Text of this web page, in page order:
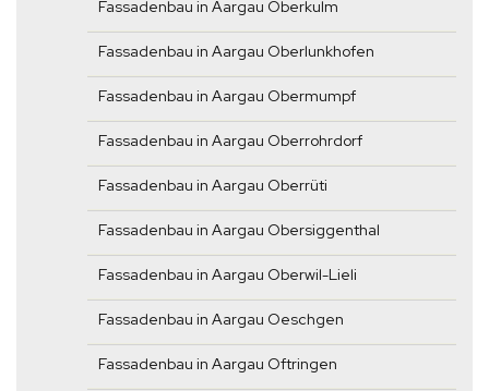
Fassadenbau in Aargau Oberkulm
Fassadenbau in Aargau Oberlunkhofen
Fassadenbau in Aargau Obermumpf
Fassadenbau in Aargau Oberrohrdorf
Fassadenbau in Aargau Oberrüti
Fassadenbau in Aargau Obersiggenthal
Fassadenbau in Aargau Oberwil-Lieli
Fassadenbau in Aargau Oeschgen
Fassadenbau in Aargau Oftringen